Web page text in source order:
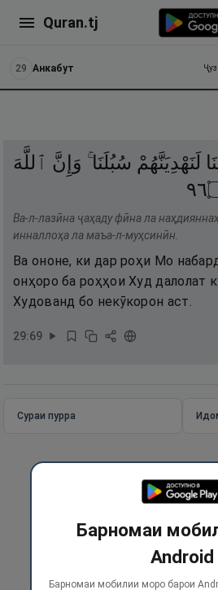
Quran.tj
29 Анкабут Ҷуз
لَنَهْدِيَنَّهُمْ سُبُلَنَا ۚ وَإِنَّ ٱللَّهَ
٦٩
Ва-л-лазӣна ҷаҳаду фӣна ла
инналлоҳа ла маъа-л-муҳсинӣн.
Ва ононе, ки дар роҳи Мо
онҳоро ба роҳҳои Худ далолат
Худованд бо некӯкорон аст.
29:69
Сураи пурра
Барномаи
Android
Барномаи мобилии моро барои